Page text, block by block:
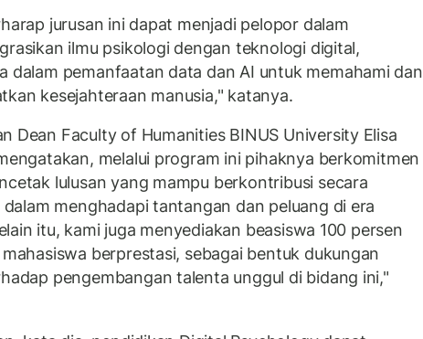
jurusan ini dapat menjadi pelopor dalam
ilmu psikologi dengan teknologi digital,
dalam pemanfaatan data dan AI untuk memahami dan
kesejahteraan manusia," katanya.
Dean Faculty of Humanities BINUS University Elisa
melalui program ini pihaknya berkomitmen
lulusan yang mampu berkontribusi secara
menghadapi tantangan dan peluang di era
itu, kami juga menyediakan beasiswa 100 persen
berprestasi, sebagai bentuk dukungan
pengembangan talenta unggul di bidang ini,"